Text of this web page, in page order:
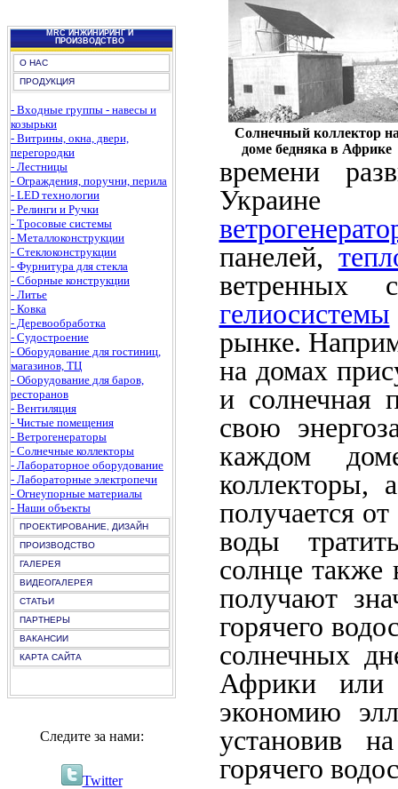
MRC ИНЖИНИРИНГ И
ПРОИЗВОДСТВО
О НАС
ПРОДУКЦИЯ
- Входные группы - навесы и
козырьки
- Витрины, окна, двери,
перегородки
- Лестницы
- Ограждения, поручни, перила
- LED технологии
- Релинги и Ручки
- Тросовые системы
- Металлоконструкции
- Стеклоконструкции
- Фурнитура для стекла
- Сборные конструкции
- Литье
- Ковка
- Деревообработка
- Судостроение
- Оборудование для гостиниц,
магазинов, ТЦ
- Оборудование для баров,
ресторанов
- Вентиляция
- Чистые помещения
- Ветрогенераторы
- Солнечные коллекторы
- Лабораторное оборудование
- Лабораторные электропечи
- Огнеупорные материалы
- Наши объекты
ПРОЕКТИРОВАНИЕ, ДИЗАЙН
ПРОИЗВОДСТВО
ГАЛЕРЕЯ
ВИДЕОГАЛЕРЕЯ
СТАТЬИ
ПАРТНЕРЫ
ВАКАНСИИ
КАРТА САЙТА
Следите за нами:
Twitter
Cолнечный коллектор
доме бедняка в Африке
времени
Украине
панелей,
гелиосистемы
рынке.
на домах
и солнечная
свою
каждом
коллекторы,
получается
воды
солнце также
получают
горячего
солнечных
Африки или
экономию
установив
горячего